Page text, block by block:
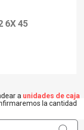
6X 45
a unidades de caja
la cantidad